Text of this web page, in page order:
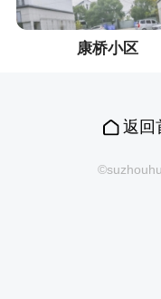
康桥小区
返回